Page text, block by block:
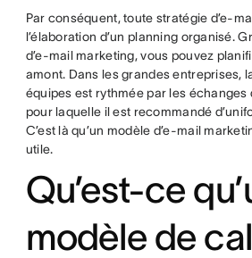
Par conséquent, toute stratégie d’e-
l’élaboration d’un planning organisé.
d’e-mail marketing, vous pouvez
amont. Dans les grandes entreprises,
équipes est rythmée par les échanges
pour laquelle il est recommandé
C’est là qu’un modèle d’e-mail
utile.
Qu’est-ce
modèle de